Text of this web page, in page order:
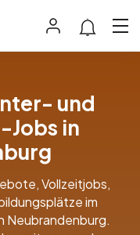
und
Jobs in
Vollzeitjobs,
im
Neubrandenburg.